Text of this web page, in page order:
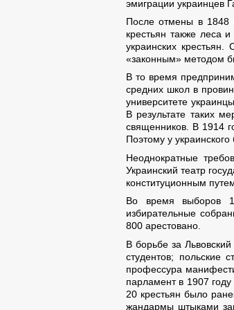
эмиграции украинцев
После отмены в 1848
крестьян также леса
украинских
«законным» методом
В то время
средних школ в
университете
В результате таких
священников. В 1914
Поэтому у
Неоднократные
Украинский театр
конституционным
Во время выборов
избирательные
800 арестовано.
В борьбе за
студентов; польские
профессура
парламент в 1907
20 крестьян было
жандармы штыками